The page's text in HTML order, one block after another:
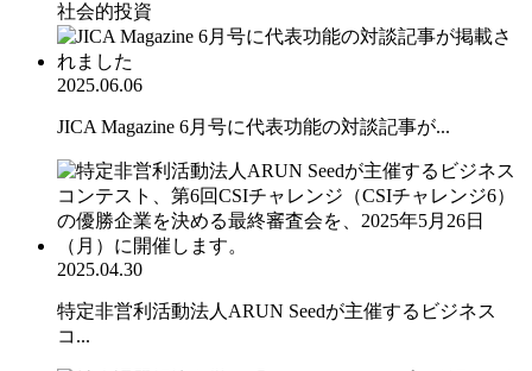
社会的投資
2025.06.06
JICA Magazine 6月号に代表功能の対談記事が...
2025.04.30
特定非営利活動法人ARUN Seedが主催するビジネス
コ...